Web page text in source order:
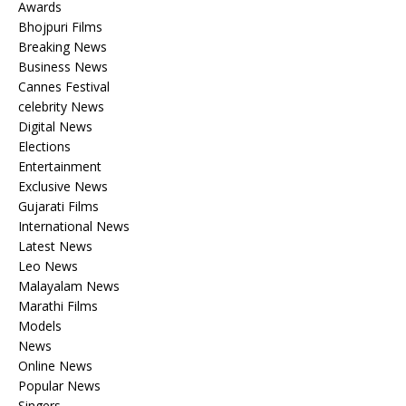
Awards
Bhojpuri Films
Breaking News
Business News
Cannes Festival
celebrity News
Digital News
Elections
Entertainment
Exclusive News
Gujarati Films
International News
Latest News
Leo News
Malayalam News
Marathi Films
Models
News
Online News
Popular News